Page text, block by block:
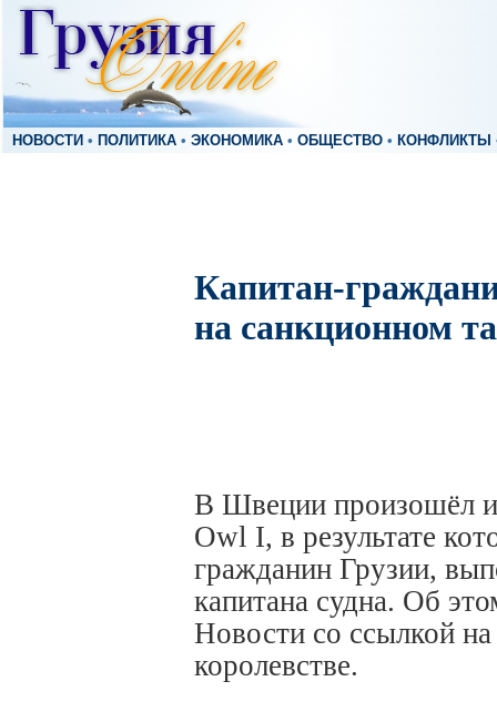
НОВОСТИ • ПОЛИТИКА • ЭКОНОМИКА • ОБЩЕСТВО • КОНФЛИКТЫ
Капитан-
на санкционном
В Швеции произошёл
Owl I, в результате
гражданин Грузии,
капитана судна. Об
Новости со ссылкой
королевстве.